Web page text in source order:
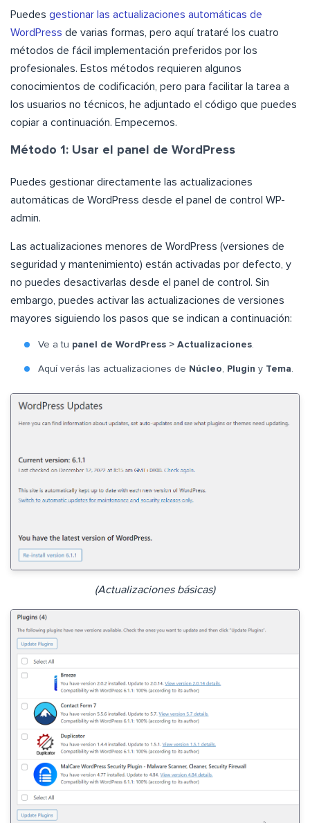
Puedes gestionar las actualizaciones automáticas de
WordPress de varias formas, pero aquí trataré los cuatro
métodos de fácil implementación preferidos por los
profesionales. Estos métodos requieren algunos
conocimientos de codificación, pero para facilitar la tarea a
los usuarios no técnicos, he adjuntado el código que puedes
copiar a continuación. Empecemos.
Método 1: Usar el panel de WordPress
Puedes gestionar directamente las actualizaciones
automáticas de WordPress desde el panel de control WP-
admin.
Las actualizaciones menores de WordPress (versiones de
seguridad y mantenimiento) están activadas por defecto, y
no puedes desactivarlas desde el panel de control. Sin
embargo, puedes activar las actualizaciones de versiones
mayores siguiendo los pasos que se indican a continuación:
Ve a tu panel de WordPress > Actualizaciones.
Aquí verás las actualizaciones de Núcleo, Plugin y Tema.
(Actualizaciones básicas)